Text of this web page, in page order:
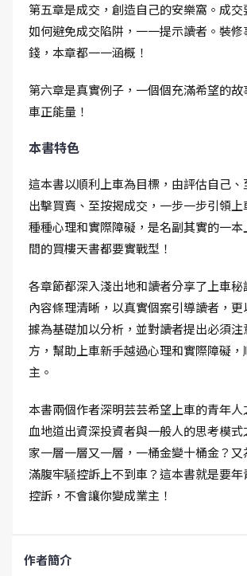
第五章是成交，創造自己的安樂窩。成交
如何避免成交陷阱，一一提示讀者。裝
錢，本章都一一涵概！
第六章是真實例子，一個個充滿希望的
車正能量！
本書特色
這本書以順利上車為目標，由評估自己
出擊買賣、至按揭成交，一步一步引領
種種心理和實際障礙，是名副其實的一
間的買樓天書都要實戰型！
各章節都深入淺出地和讀者分享了上車秘
內容條理清晰，以真實個案引導讀者，
據為基礎加以分析，並對讀者提出必須
方，幫助上車新手越過心理和實際障礙
主。
本書兩個作者深明芸芸希望上車的青年
血地道出資深投資者與一般人的思考模
家一層一層又一層，一桶金變十桶金？
滿腹牢騒控訴上不到車？這本書就是要
控訴，不會讓你變成業主！
作者簡介